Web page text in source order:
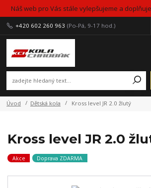
Náš web pro Vás stále vylepšujeme a
+420 602 260 963 (Po-Pá, 9-17 hod.)
Úvod Dětská kola Kross level JR 2.0 žlutý
Kross level JR 2.0
Akce Doprava ZDARMA